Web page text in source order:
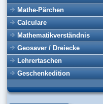
Mathe-Pärchen
Calculare
Mathematikverständnis
Geosaver / Dreiecke
Lehrertaschen
Geschenkedition